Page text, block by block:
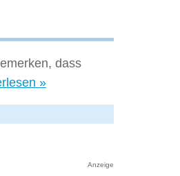
dass
»Mittel
Anzeige